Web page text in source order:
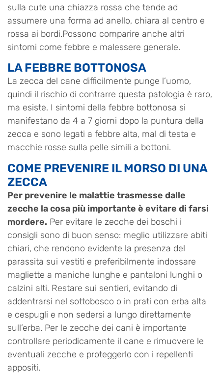
sulla cute una chiazza rossa che tende ad
assumere una forma ad anello, chiara al centro e
rossa ai bordi.Possono comparire anche altri
sintomi come febbre e malessere generale.
LA FEBBRE BOTTONOSA
La zecca del cane difficilmente punge l’uomo,
quindi il rischio di contrarre questa patologia è raro,
ma esiste. I sintomi della febbre bottonosa si
manifestano da 4 a 7 giorni dopo la puntura della
zecca e sono legati a febbre alta, mal di testa e
macchie rosse sulla pelle simili a bottoni.
COME PREVENIRE IL MORSO DI UNA
ZECCA
Per prevenire le malattie trasmesse dalle
zecche la cosa più importante è evitare di farsi
mordere. Per evitare le zecche dei boschi i
consigli sono di buon senso: meglio utilizzare abiti
chiari, che rendono evidente la presenza del
parassita sui vestiti e preferibilmente indossare
magliette a maniche lunghe e pantaloni lunghi o
calzini alti. Restare sui sentieri, evitando di
addentrarsi nel sottobosco o in prati con erba alta
e cespugli e non sedersi a lungo direttamente
sull’erba. Per le zecche dei cani è importante
controllare periodicamente il cane e rimuovere le
eventuali zecche e proteggerlo con i repellenti
appositi.